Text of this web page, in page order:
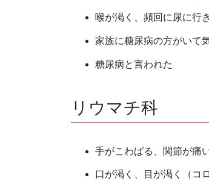
喉が渇く、頻回に尿に行
家族に糖尿病の方がいて
糖尿病と言われた
リウマチ科
手がこわばる、関節が痛
口が渇く、目が渇く（コ